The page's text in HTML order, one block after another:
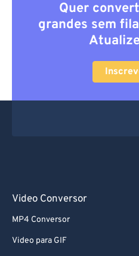
Quer
grandes sem
Video Conversor
MP4 Conversor
Video para GIF